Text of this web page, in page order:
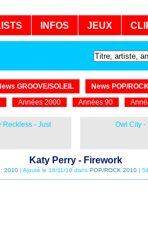
INFOS JEUX
GROOVE/SOLEIL
News POP/
Années 2000 Années 90
Reckless - Just
Owl City -
Katy Perry - Firework
2010 | Ajouté le 18/11/10 dans POP/ROCK 2010 |